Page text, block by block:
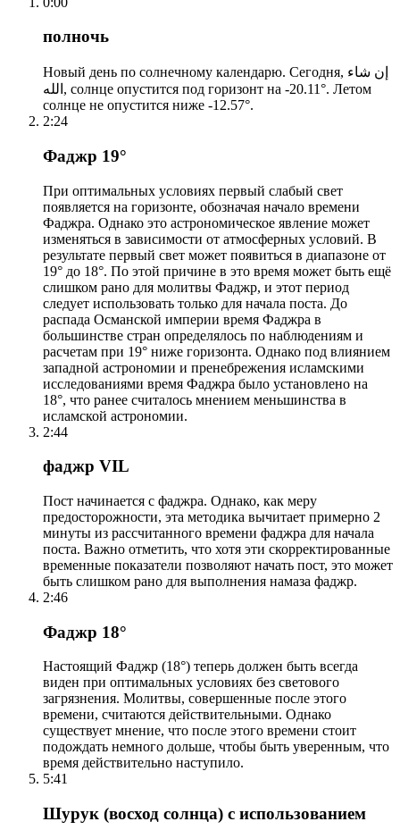
полночь
Новый день по солнечному календарю. Сегодня, إن شاء
الله, солнце опустится под горизонт на -20.11°. Летом
солнце не опустится ниже -12.57°.
2:24
Фаджр 19°
При оптимальных условиях первый слабый свет
появляется на горизонте, обозначая начало времени
Фаджра. Однако это астрономическое явление может
изменяться в зависимости от атмосферных условий. В
результате первый свет может появиться в диапазоне от
19° до 18°. По этой причине в это время может быть ещё
слишком рано для молитвы Фаджр, и этот период
следует использовать только для начала поста. До
распада Османской империи время Фаджра в
большинстве стран определялось по наблюдениям и
расчетам при 19° ниже горизонта. Однако под влиянием
западной астрономии и пренебрежения исламскими
исследованиями время Фаджра было установлено на
18°, что ранее считалось мнением меньшинства в
исламской астрономии.
2:44
фаджр VIL
Пост начинается с фаджра. Однако, как меру
предосторожности, эта методика вычитает примерно 2
минуты из рассчитанного времени фаджра для начала
поста. Важно отметить, что хотя эти скорректированные
временные показатели позволяют начать пост, это может
быть слишком рано для выполнения намаза фаджр.
2:46
Фаджр 18°
Настоящий Фаджр (18°) теперь должен быть всегда
виден при оптимальных условиях без светового
загрязнения. Молитвы, совершенные после этого
времени, считаются действительными. Однако
существует мнение, что после этого времени стоит
подождать немного дольше, чтобы быть уверенным, что
время действительно наступило.
5:41
Шурук (восход солнца) с использованием